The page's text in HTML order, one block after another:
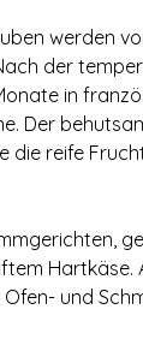
werden
der
in
Der
die reife
Hartkäse.
und